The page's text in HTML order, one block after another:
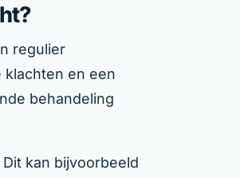
regulier
klachten en een
behandeling
kan bijvoorbeeld